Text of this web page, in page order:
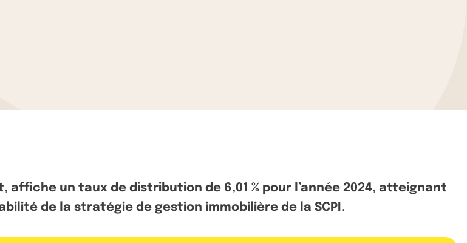
affiche un taux de distribution de 6,01 % pour l’année 2024, atteignant
de la stratégie de gestion immobilière de la SCPI.